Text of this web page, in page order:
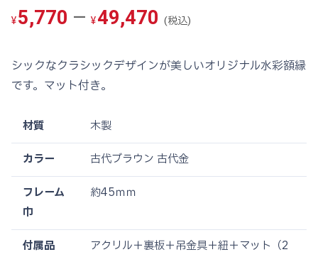
¥5,770 – ¥49,470 価
格
帯:
¥5,770
(税込)
シックなクラシックデザインが美しいオリジナル水彩額縁
です。マット付き。
材質 木製
カラー 古代ブラウン 古代金
フレーム
巾
約45ｍｍ
付属品
アクリル＋裏板＋吊金具＋紐＋マット（2